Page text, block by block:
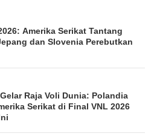
Amerika Serikat Tantang
dan Slovenia Perebutkan
Raja Voli Dunia: Polandia
Serikat di Final VNL 2026